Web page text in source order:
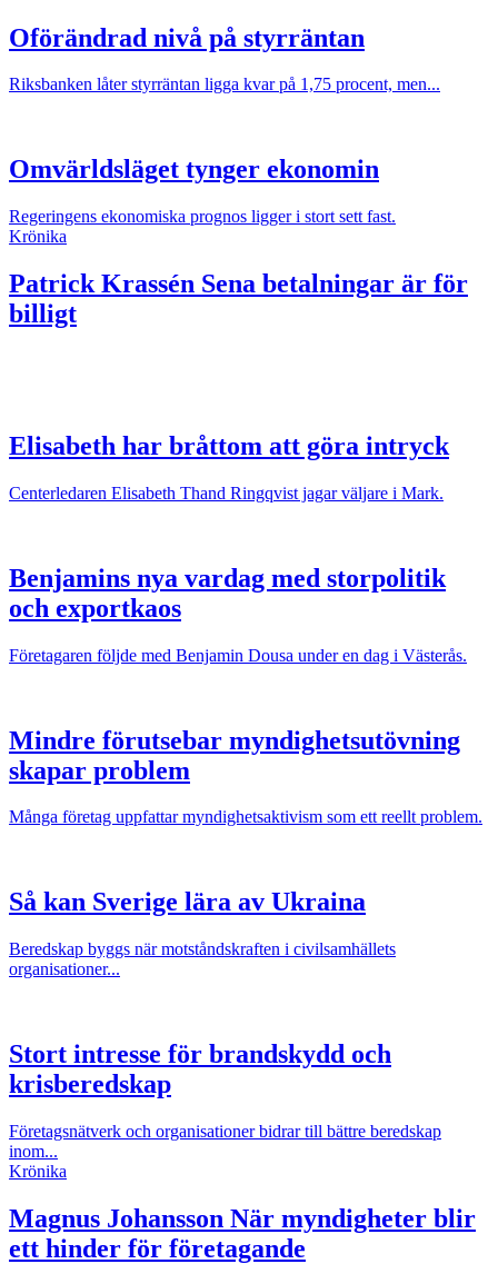
Oförändrad nivå på styrräntan
Riksbanken låter styrräntan ligga kvar på 1,75 procent, men...
Omvärldsläget tynger ekonomin
Regeringens ekonomiska prognos ligger i stort sett fast.
Krönika
Patrick Krassén Sena betalningar är för
billigt
Elisabeth har bråttom att göra intryck
Centerledaren Elisabeth Thand Ringqvist jagar väljare i Mark.
Benjamins nya vardag med storpolitik
och exportkaos
Företagaren följde med Benjamin Dousa under en dag i Västerås.
Mindre förutsebar myndighetsutövning
skapar problem
Många företag uppfattar myndighetsaktivism som ett reellt problem.
Så kan Sverige lära av Ukraina
Beredskap byggs när motståndskraften i civilsamhällets
organisationer...
Stort intresse för brandskydd och
krisberedskap
Företagsnätverk och organisationer bidrar till bättre beredskap
inom...
Krönika
Magnus Johansson När myndigheter blir
ett hinder för företagande